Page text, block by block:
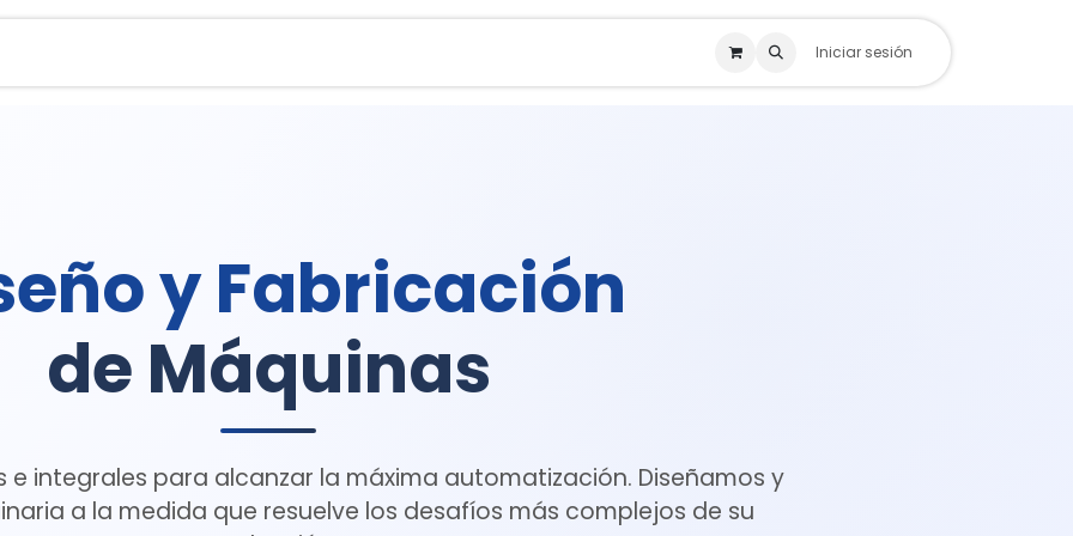
Iniciar sesión
y Fabricación
de Máquinas
e integrales para alcanzar la máxima automatización. Diseñamos y
a la medida que resuelve los desafíos más complejos de su